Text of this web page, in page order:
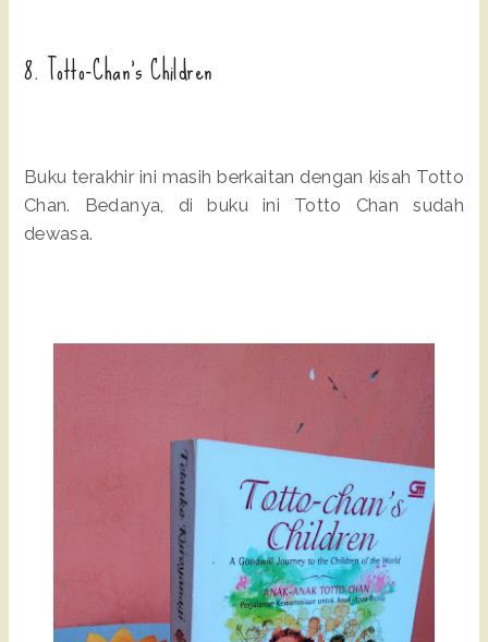
8. Totto-Chan's Children
Buku terakhir ini masih berkaitan dengan kisah Totto
Chan. Bedanya, di buku ini Totto Chan sudah
dewasa.